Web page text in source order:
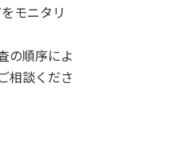
モニタリ
の順序によ
相談くださ